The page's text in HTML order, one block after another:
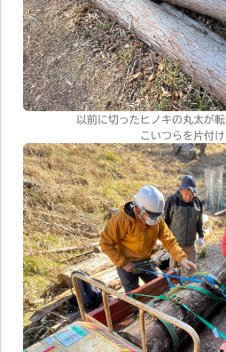
以前に切ったヒノキの丸太が
こいつらを片付け